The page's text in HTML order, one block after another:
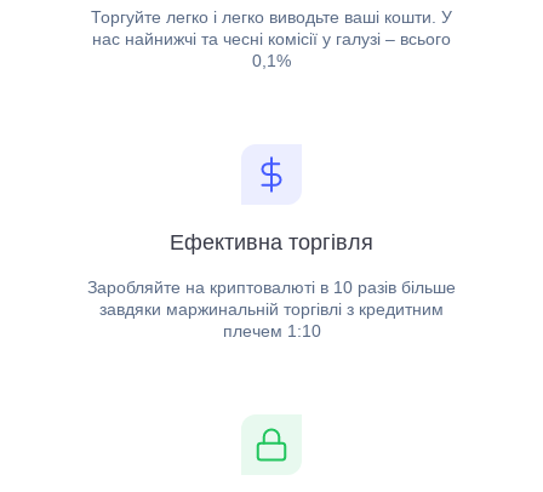
Торгуйте легко і легко виводьте ваші кошти. У
нас найнижчі та чесні комісії у галузі – всього
0,1%
Ефективна торгівля
Заробляйте на криптовалюті в 10 разів більше
завдяки маржинальній торгівлі з кредитним
плечем 1:10